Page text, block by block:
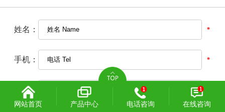
网站首页 产品中心 电话咨询 在线咨询